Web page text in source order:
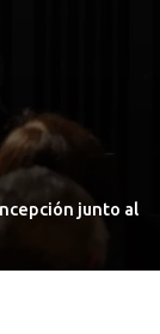
junto al